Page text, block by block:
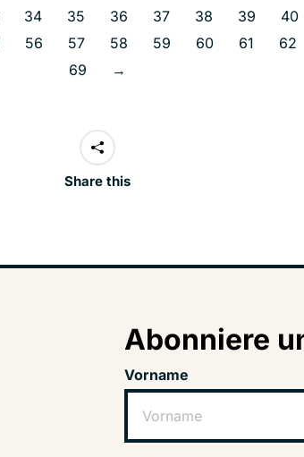
34 35 36 37 38 39 40
56 57 58 59 60 61 62
69
→
Share this
Abonniere
Vorname